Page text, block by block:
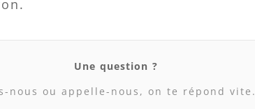
Une question ?
nous ou appelle-nous, on te répond vite.